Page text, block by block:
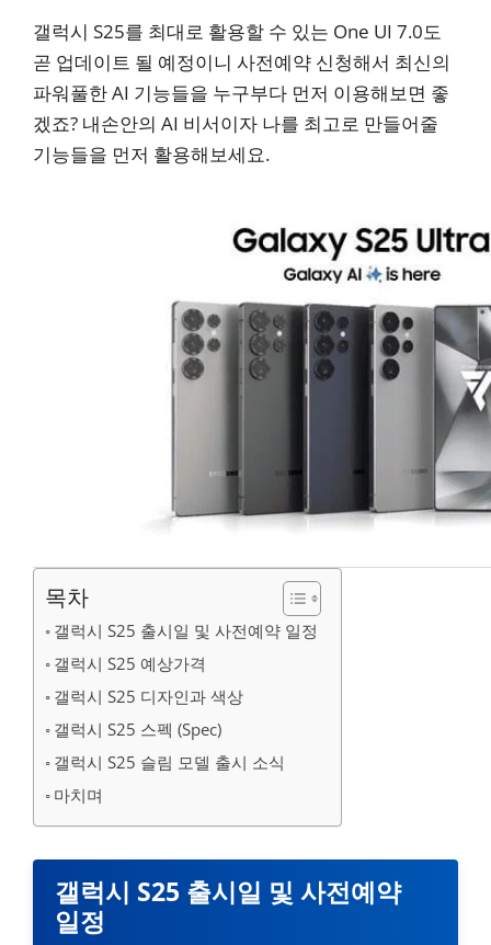
갤럭시 S25를 최대로 활용할 수 있는 One UI 7.0도
곧 업데이트 될 예정이니 사전예약 신청해서 최신의
파워풀한 AI 기능들을 누구부다 먼저 이용해보면 좋
겠죠? 내손안의 AI 비서이자 나를 최고로 만들어줄
기능들을 먼저 활용해보세요.
목차
갤럭시 S25 출시일 및 사전예약 일정
갤럭시 S25 예상가격
갤럭시 S25 디자인과 색상
갤럭시 S25 스펙 (Spec)
갤럭시 S25 슬림 모델 출시 소식
마치며
갤럭시 S25 출시일 및 사전예약
일정